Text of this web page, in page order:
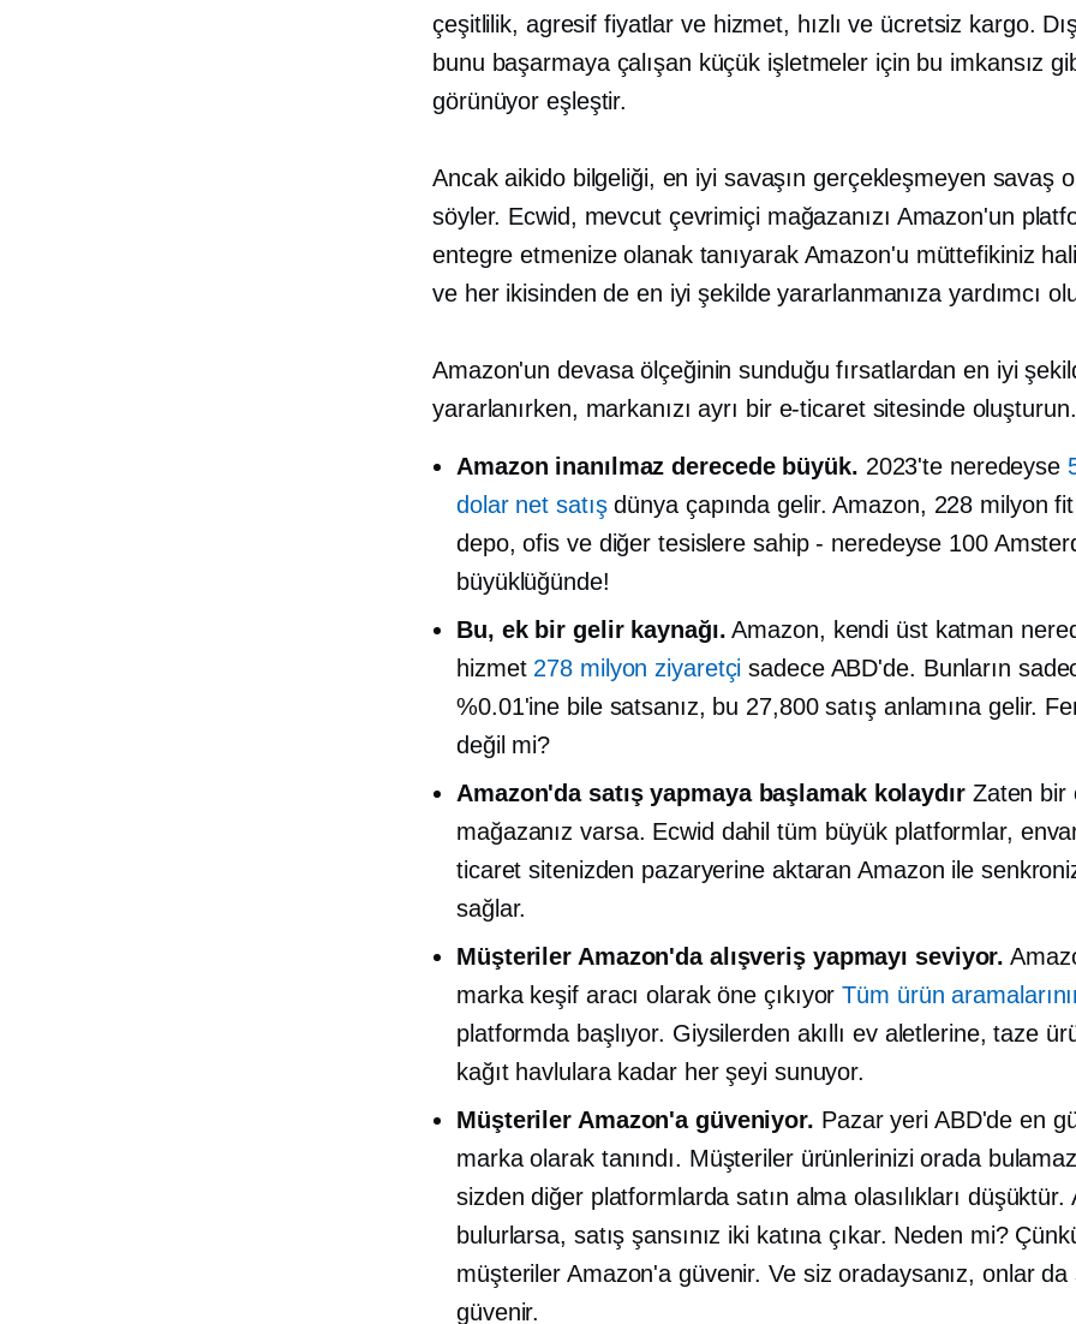
çeşitlilik, agresif fiyatlar ve hizmet, hızlı ve ücretsiz kargo.
bunu başarmaya çalışan küçük işletmeler için bu imkansız
görünüyoreşleştir.
Ancak aikido bilgeliği, en iyi savaşın gerçekleşmeyen savaş
söyler. Ecwid, mevcut çevrimiçi mağazanızı Amazon'un
entegre etmenize olanak tanıyarak Amazon'u müttefikiniz
ve her ikisinden de en iyi şekilde yararlanmanıza yardımcı
Amazon'un devasa ölçeğinin sunduğu fırsatlardan en iyi
yararlanırken, markanızı ayrı bir e-ticaret sitesinde oluşturun.
Amazon inanılmaz derecede büyük. 2023'te neredeyse
dolar net satışdünya çapında gelir. Amazon, 228 milyon
depo, ofis ve diğer tesislere sahip - neredeyse 100
büyüklüğünde!
Bu, ek bir gelir kaynağı. Amazon, kendi üst katman
hizmet 278 milyon ziyaretçi sadece ABD'de. Bunların
%0.01'ine bile satsanız, bu 27,800 satış anlamına gelir.
değil mi?
Amazon'da satış yapmaya başlamak kolaydırZaten bir
mağazanız varsa. Ecwid dahil tüm büyük platformlar,
ticaret sitenizden pazaryerine aktaran Amazon ile
sağlar.
Müşteriler Amazon'da alışveriş yapmayı seviyor.
marka keşif aracı olarak öne çıkıyorTüm ürün
platformda başlıyor. Giysilerden akıllı ev aletlerine, taze
kağıt havlulara kadar her şeyi sunuyor.
Müşteriler Amazon'a güveniyor. Pazar yeri ABD'de en
marka olarak tanındı. Müşteriler ürünlerinizi orada
sizden diğer platformlarda satın alma olasılıkları düşüktür.
bulurlarsa, satış şansınız iki katına çıkar. Neden mi?
müşteriler Amazon'a güvenir. Ve siz oradaysanız, onlar da
güvenir.